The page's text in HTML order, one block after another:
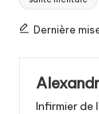
Dernière
Infirmier de